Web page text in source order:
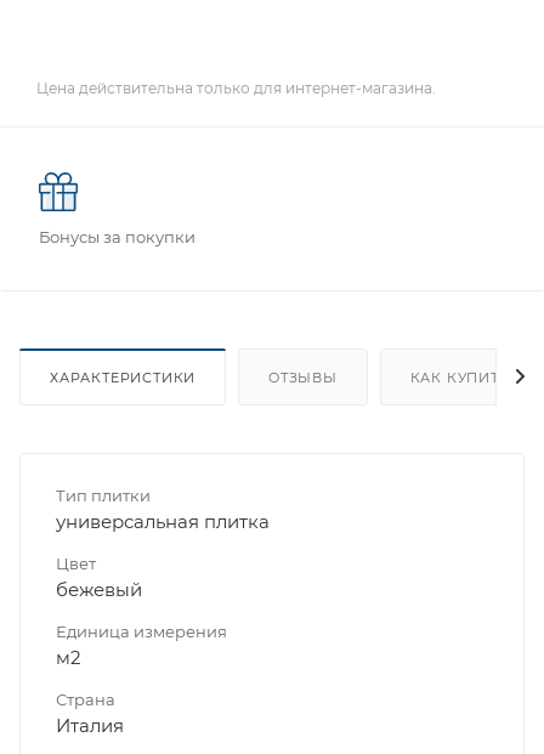
Цена действительна только для интернет-магазина.
Бонусы за покупки
ХАРАКТЕРИСТИКИ ОТЗЫВЫ КАК КУПИТЬ
Тип плитки
универсальная плитка
Цвет
бежевый
Единица измерения
м2
Страна
Италия